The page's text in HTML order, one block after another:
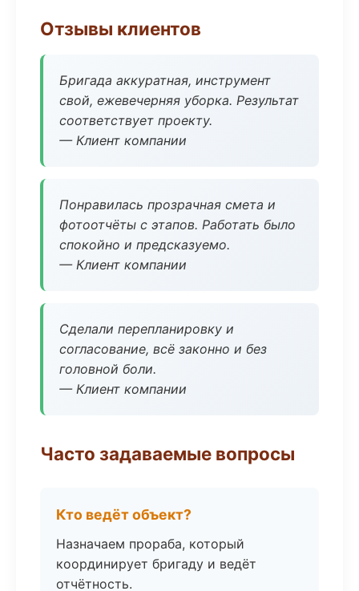
Отзывы клиентов
Бригада аккуратная, инструмент
свой, ежевечерняя уборка. Результат
соответствует проекту.
— Клиент компании
Понравилась прозрачная смета и
фотоотчёты с этапов. Работать было
спокойно и предсказуемо.
— Клиент компании
Сделали перепланировку и
согласование, всё законно и без
головной боли.
— Клиент компании
Часто задаваемые вопросы
Кто ведёт объект?
Назначаем прораба, который
координирует бригаду и ведёт
отчётность.